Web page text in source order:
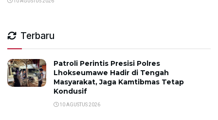
Terbaru
Patroli Perintis Presisi Polres
Lhokseumawe Hadir di Tengah
Masyarakat, Jaga Kamtibmas Tetap
Kondusif
10 AGUSTUS 2026